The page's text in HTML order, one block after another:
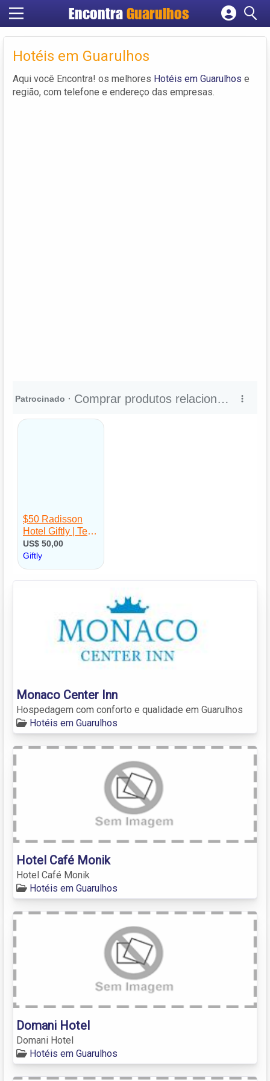
Encontra Guarulhos
Cadastrar empresa
Criar conta
Hotéis em Guarulhos
Aqui você Encontra! os melhores Hotéis em Guarulhos e
região, com telefone e endereço das empresas.
Monaco Center Inn
Hospedagem com conforto e qualidade em Guarulhos
Hotéis em Guarulhos
Hotel Café Monik
Hotel Café Monik
Hotéis em Guarulhos
Domani Hotel
Domani Hotel
Hotéis em Guarulhos